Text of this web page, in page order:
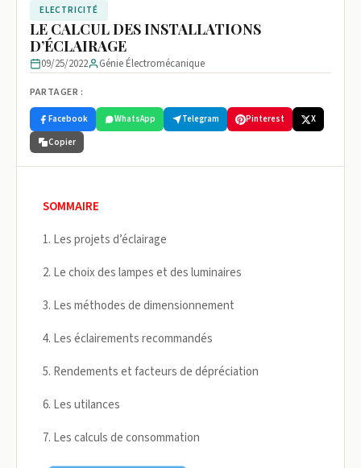
ELECTRICITÉ
LE CALCUL DES INSTALLATIONS
D’ÉCLAIRAGE
09/25/2022 Génie Électromécanique
PARTAGER :
Facebook WhatsApp Telegram Pinterest
X
Copier
SOMMAIRE
1. Les projets d’éclairage
2. Le choix des lampes et des luminaires
3. Les méthodes de dimensionnement
4. Les éclairements recommandés
5. Rendements et facteurs de dépréciation
6. Les utilances
7. Les calculs de consommation